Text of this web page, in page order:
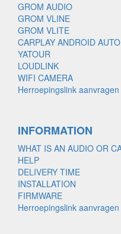
GROM AUDIO
GROM VLINE
GROM VLITE
CARPLAY ANDROID AUTO
YATOUR
LOUDLINK
WIFI CAMERA
Herroepingslink aanvragen
INFORMATION
WHAT IS AN AUDIO OR
HELP
DELIVERY TIME
INSTALLATION
FIRMWARE
Herroepingslink aanvragen